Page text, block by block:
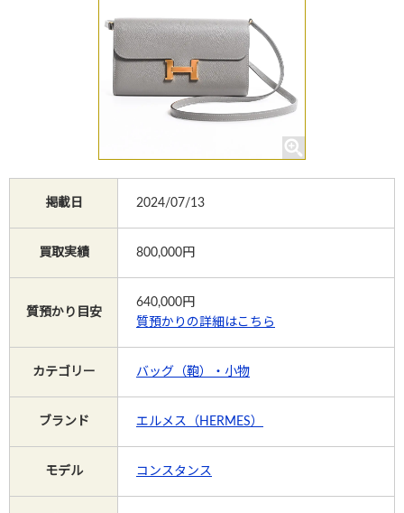
よくあるご質問
お買物
質預かり
Instagram
電話で相談する
掲載日 2024/07/13
買取実績 800,000円
質預かり目安
640,000円
質預かりの詳細はこちら
カテゴリー バッグ（鞄）・小物
ブランド エルメス（HERMES）
モデル コンスタンス